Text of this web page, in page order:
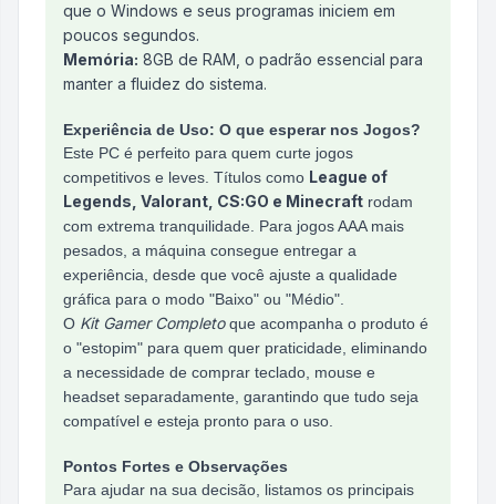
que o Windows e seus programas iniciem em
poucos segundos.
Memória: 8GB de RAM, o padrão essencial para
manter a fluidez do sistema.
Experiência de Uso: O que esperar nos Jogos?
Este PC é perfeito para quem curte jogos
competitivos e leves. Títulos como League of
Legends, Valorant, CS:GO e Minecraft rodam
com extrema tranquilidade. Para jogos AAA mais
pesados, a máquina consegue entregar a
experiência, desde que você ajuste a qualidade
gráfica para o modo "Baixo" ou "Médio".
O Kit Gamer Completoque acompanha o produto é
o "estopim" para quem quer praticidade, eliminando
a necessidade de comprar teclado, mouse e
headset separadamente, garantindo que tudo seja
compatível e esteja pronto para o uso.
Pontos Fortes e Observações
Para ajudar na sua decisão, listamos os principais